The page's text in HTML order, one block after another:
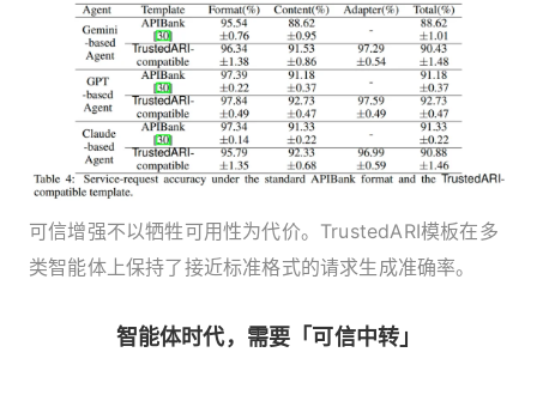
可信增强不以牺牲可用性为代价。TrustedARI模板在多
类智能体上保持了接近标准格式的请求生成准确率。
智能体时代，需要「可信中转」